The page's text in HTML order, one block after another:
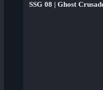
SSG 08 | Ghost